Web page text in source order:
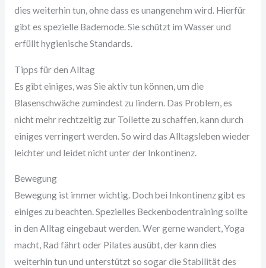
dies weiterhin tun, ohne dass es unangenehm wird. Hierfür
gibt es spezielle Bademode. Sie schützt im Wasser und
erfüllt hygienische Standards.
Tipps für den Alltag
Es gibt einiges, was Sie aktiv tun können, um die
Blasenschwäche zumindest zu lindern. Das Problem, es
nicht mehr rechtzeitig zur Toilette zu schaffen, kann durch
einiges verringert werden. So wird das Alltagsleben wieder
leichter und leidet nicht unter der Inkontinenz.
Bewegung
Bewegung ist immer wichtig. Doch bei Inkontinenz gibt es
einiges zu beachten. Spezielles Beckenbodentraining sollte
in den Alltag eingebaut werden. Wer gerne wandert, Yoga
macht, Rad fährt oder Pilates ausübt, der kann dies
weiterhin tun und unterstützt so sogar die Stabilität des